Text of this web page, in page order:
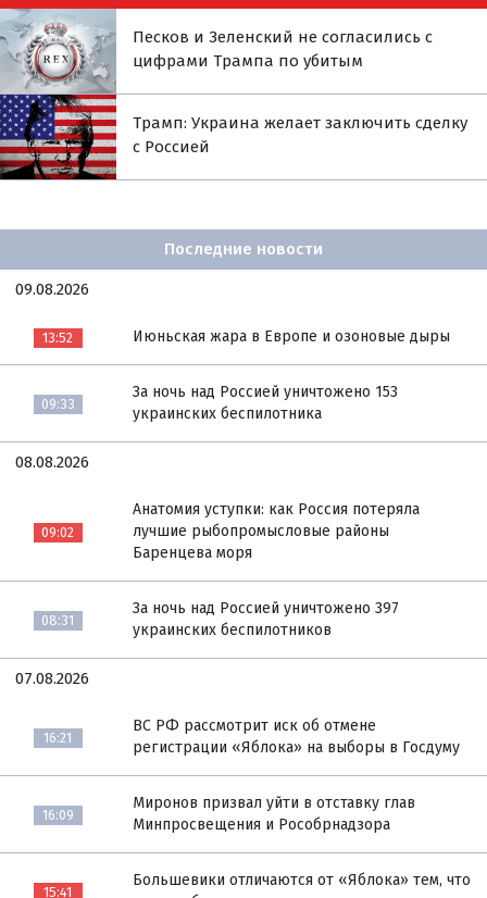
Песков и Зеленский не согласились с
цифрами Трампа по убитым
Трамп: Украина желает заключить сделку
с Россией
Последние новости
09.08.2026
13:52 Июньская жара в Европе и озоновые дыры
09:33
За ночь над Россией уничтожено 153
украинских беспилотника
08.08.2026
09:02
Анатомия уступки: как Россия потеряла
лучшие рыбопромысловые районы
Баренцева моря
08:31
За ночь над Россией уничтожено 397
украинских беспилотников
07.08.2026
16:21
ВС РФ рассмотрит иск об отмене
регистрации «Яблока» на выборы в Госдуму
16:09
Миронов призвал уйти в отставку глав
Минпросвещения и Рособрнадзора
15:41
Большевики отличаются от «Яблока» тем, что